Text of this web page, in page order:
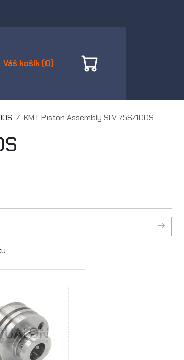
Váš košík (0)
KMT Piston Assembly SLV 75S/100S